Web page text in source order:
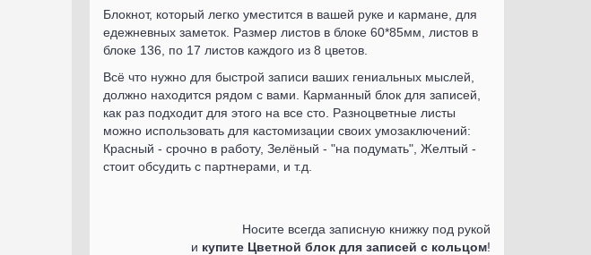
Блокнот, который легко уместится в вашей руке и кармане, для
едежневных заметок. Размер листов в блоке 60*85мм, листов в
блоке 136, по 17 листов каждого из 8 цветов.
Всё что нужно для быстрой записи ваших гениальных мыслей,
должно находится рядом с вами. Карманный блок для записей,
как раз подходит для этого на все сто. Разноцветные листы
можно использовать для кастомизации своих умозаключений:
Красный - срочно в работу, Зелёный - "на подумать", Желтый -
стоит обсудить с партнерами, и т.д.
Носите всегда записную книжку под рукой
и купите Цветной блок для записей с кольцом!